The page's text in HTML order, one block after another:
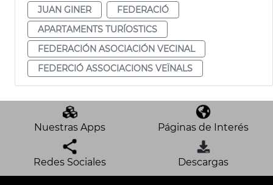
JUAN GINER
FEDERACIÓ
APARTAMENTS TURÍOSTICS
FEDERACIÓN ASOCIACIÓN VECINAL
FEDERCIÓ ASSOCIACIONS VEÏNALS
Nuestras Apps Páginas de Interés
Redes Sociales Descargas